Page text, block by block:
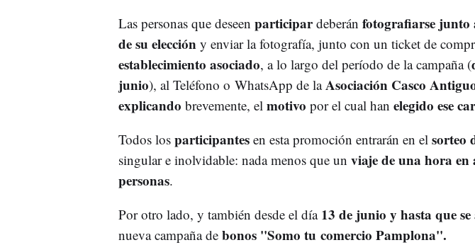
Las personas que deseen participardeberán fotografiarse junto
de su elección y enviar la fotografía, junto con un ticket de
establecimiento asociado, a lo largo del período de la campaña (
junio), al Teléfono o WhatsApp de laAsociación Casco
explicando brevemente, el motivo por el cual han elegido ese
Todos los participantes en esta promoción entrarán en el sorteo
singular e inolvidable: nada menos que un viaje de una hora en
personas.
Por otro lado, y también desde el día 13 de junio y hasta que se
nueva campaña de bonos ''Somo tu comercio Pamplona''.